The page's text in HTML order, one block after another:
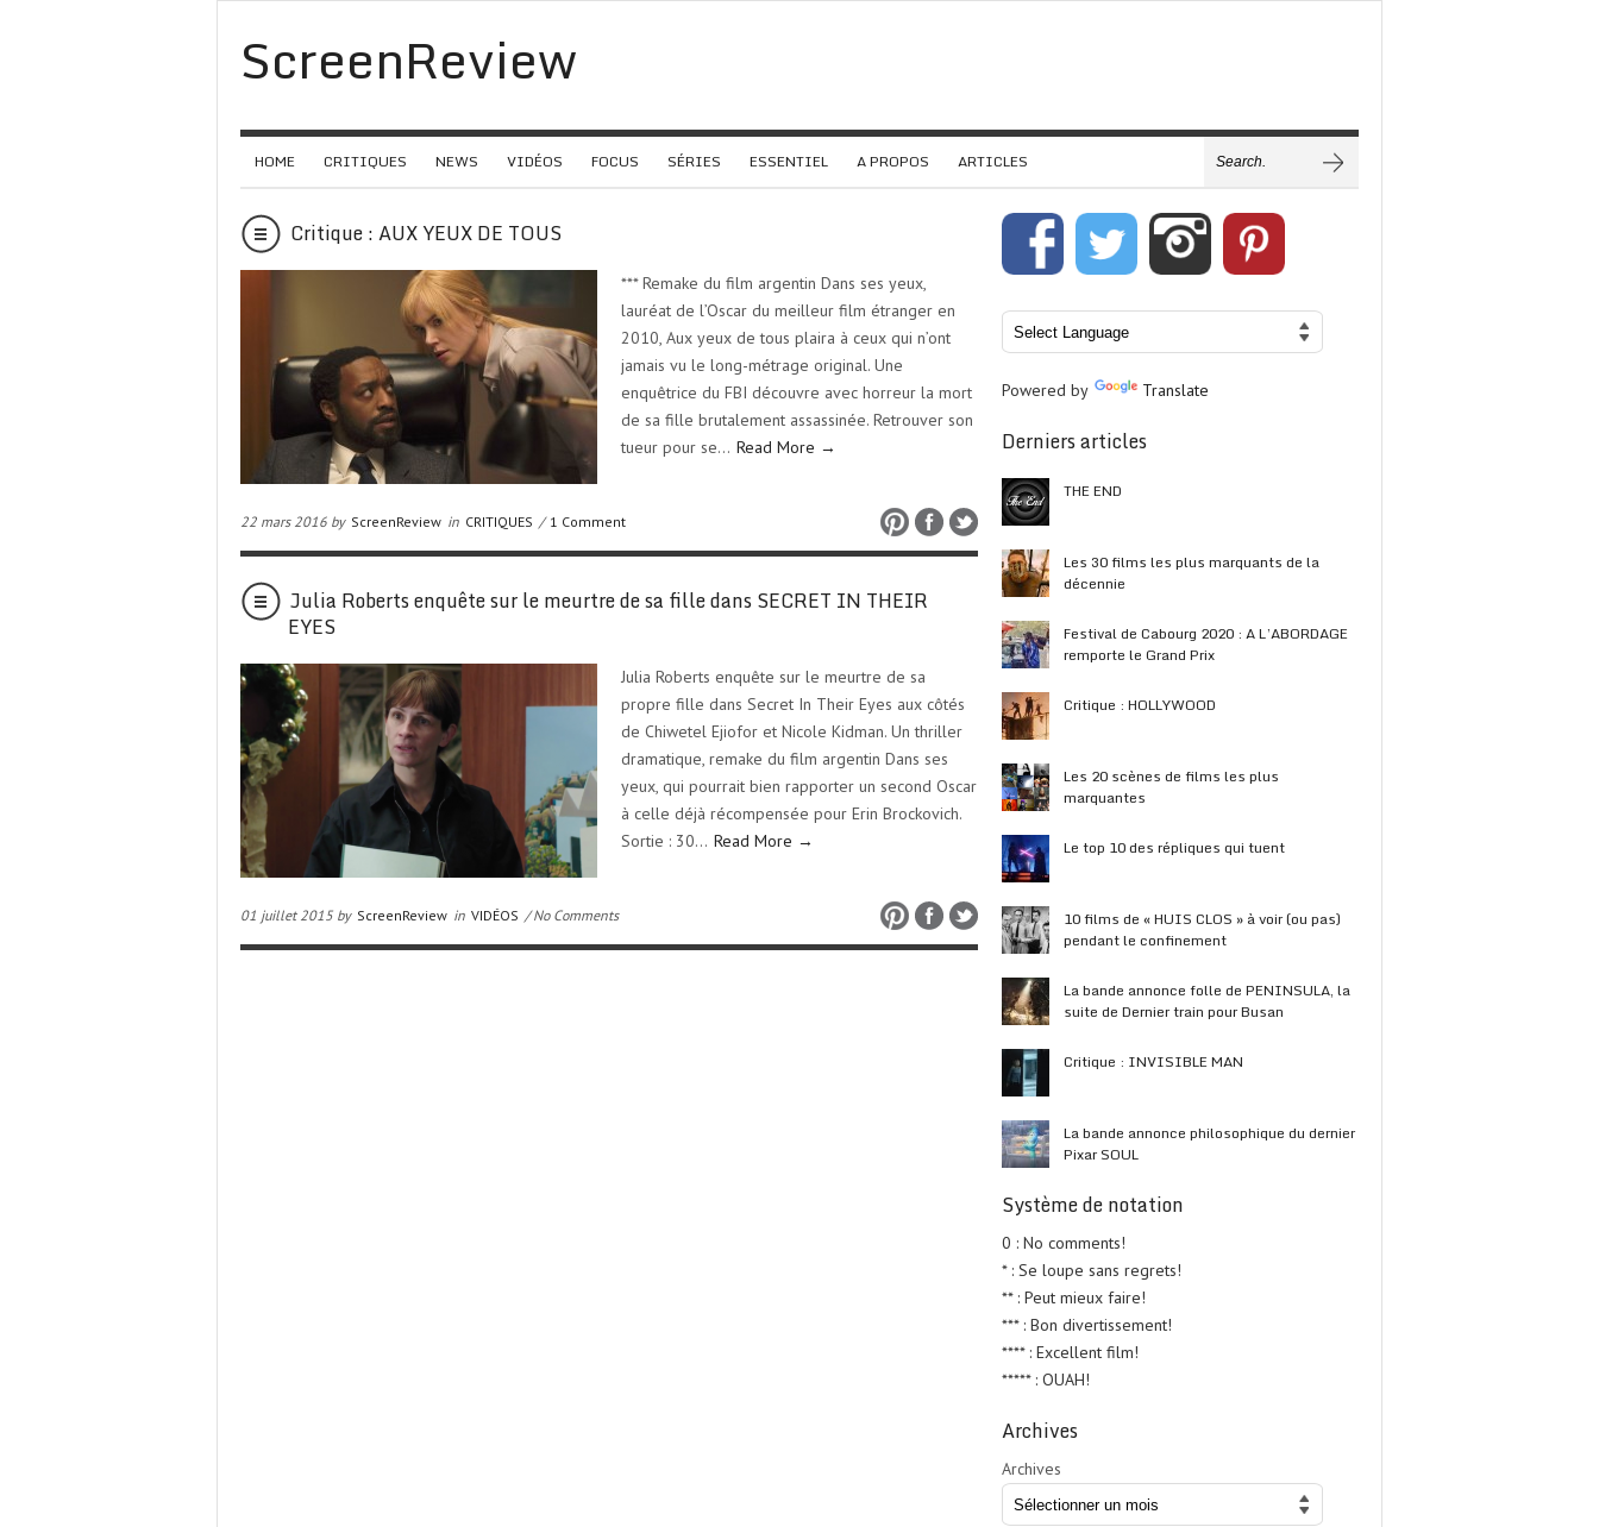
ScreenReview
HOME CRITIQUES NEWS VIDÉOS FOCUS SÉRIES ESSENTIEL A PROPOS ARTICLES
Critique : AUX YEUX DE TOUS
*** Remake du film argentin Dans ses yeux,
lauréat de l’Oscar du meilleur film étranger en
2010, Aux yeux de tous plaira à ceux qui n’ont
jamais vu le long-métrage original. Une
enquêtrice du FBI découvre avec horreur la mort
de sa fille brutalement assassinée. Retrouver son
tueur pour se… Read More →
22 mars 2016 by ScreenReview in CRITIQUES / 1 Comment
Julia Roberts enquête sur le meurtre de sa fille dans SECRET IN THEIR
EYES
Julia Roberts enquête sur le meurtre de sa
propre fille dans Secret In Their Eyes aux côtés
de Chiwetel Ejiofor et Nicole Kidman. Un thriller
dramatique, remake du film argentin Dans ses
yeux, qui pourrait bien rapporter un second Oscar
à celle déjà récompensée pour Erin Brockovich.
Sortie : 30… Read More →
01 juillet 2015 by ScreenReview in VIDÉOS / No Comments
Powered by Translate
Derniers articles
THE END
Les 30 films les plus marquants de la
décennie
Festival de Cabourg 2020 : A L’ABORDAGE
remporte le Grand Prix
Critique : HOLLYWOOD
Les 20 scènes de films les plus
marquantes
Le top 10 des répliques qui tuent
10 films de « HUIS CLOS » à voir (ou pas)
pendant le confinement
La bande annonce folle de PENINSULA, la
suite de Dernier train pour Busan
Critique : INVISIBLE MAN
La bande annonce philosophique du dernier
Pixar SOUL
Système de notation
0 : No comments!
* : Se loupe sans regrets!
** : Peut mieux faire!
*** : Bon divertissement!
**** : Excellent film!
***** : OUAH!
Archives
Archives